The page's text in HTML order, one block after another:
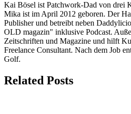
Kai Bösel ist Patchwork-Dad von drei
Mika ist im April 2012 geboren. Der
Publisher und betreibt neben
OLD magazin" inklusive Podcast.
Zeitschriften und Magazine und hilft
Freelance Consultant. Nach dem Job
Golf.
Related Posts